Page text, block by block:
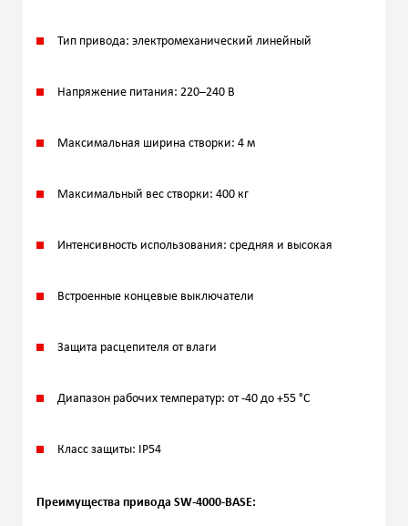
Тип привода: электромеханический линейный
Напряжение питания: 220–240 В
Максимальная ширина створки: 4 м
Максимальный вес створки: 400 кг
Интенсивность использования: средняя и высокая
Встроенные концевые выключатели
Защита расцепителя от влаги
Диапазон рабочих температур: от -40 до +55 °C
Класс защиты: IP54
Преимущества привода SW‑4000‑BASE: